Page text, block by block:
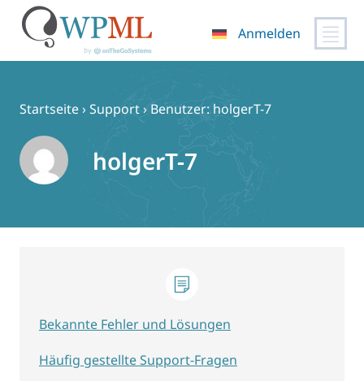
springen
Anmelden
Startseite›Support› Benutzer: holgerT-7
holgerT-7
Bekannte Fehler und Lösungen
Häufig gestellte Support-Fragen